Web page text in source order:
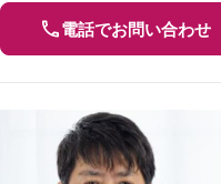
電話でお問い合わせ